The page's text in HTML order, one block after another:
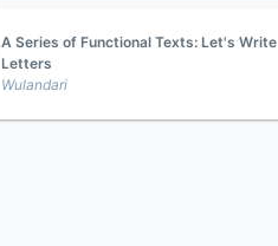
A Series of Functional Texts: Let's Write
Letters
Wulandari